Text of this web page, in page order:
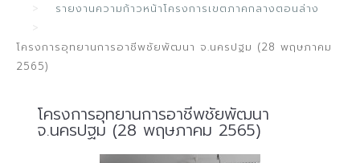
รายงานความก้าวหน้าโครงการเขตภาคกลางตอนล่าง
โครงการอุทยานการอาชีพชัยพัฒนา จ.นครปฐม (28 พฤษภาคม
2565)
โครงการอุทยานการอาชีพชัยพัฒนา
จ.นครปฐม (28 พฤษภาคม 2565)